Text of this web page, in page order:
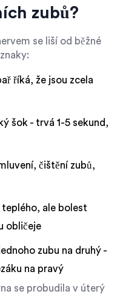
zubů?
se liší od běžné
říká, že jsou zcela
šok - trvá 1-5 sekund,
čištění zubů,
ale bolest
obličeje
zubu na druhý -
na pravý
se probudila v úterý